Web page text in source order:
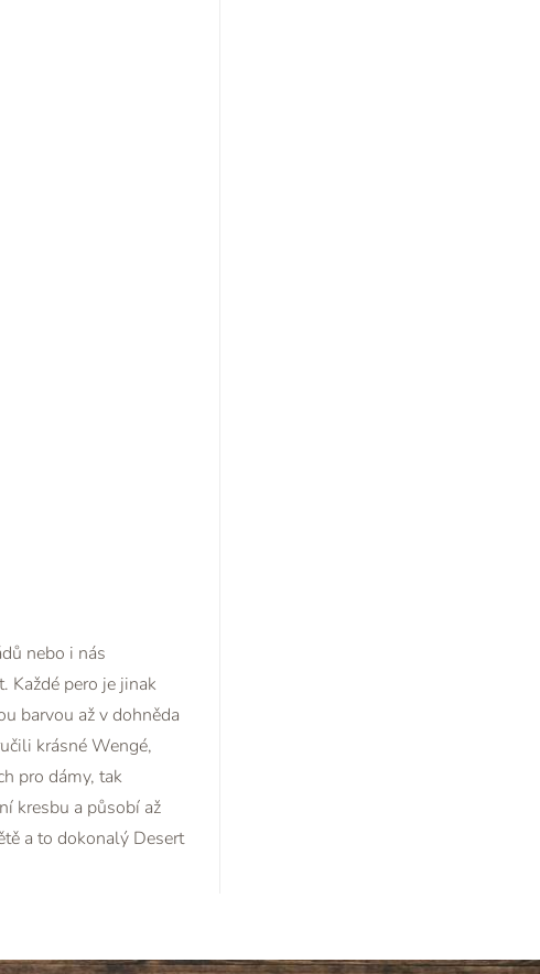
nebo i nás
Každé pero je jinak
barvou až v dohněda
krásné Wengé,
pro dámy, tak
kresbu a působí až
a to dokonalý Desert